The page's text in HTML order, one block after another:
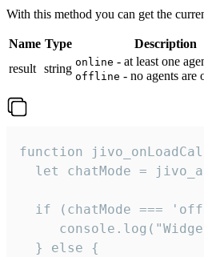
With this method you can get the
Name Type
Description
result string online - at least one
offline - no agents are
function
let chatMode =
if (chatMode ===
  } else {